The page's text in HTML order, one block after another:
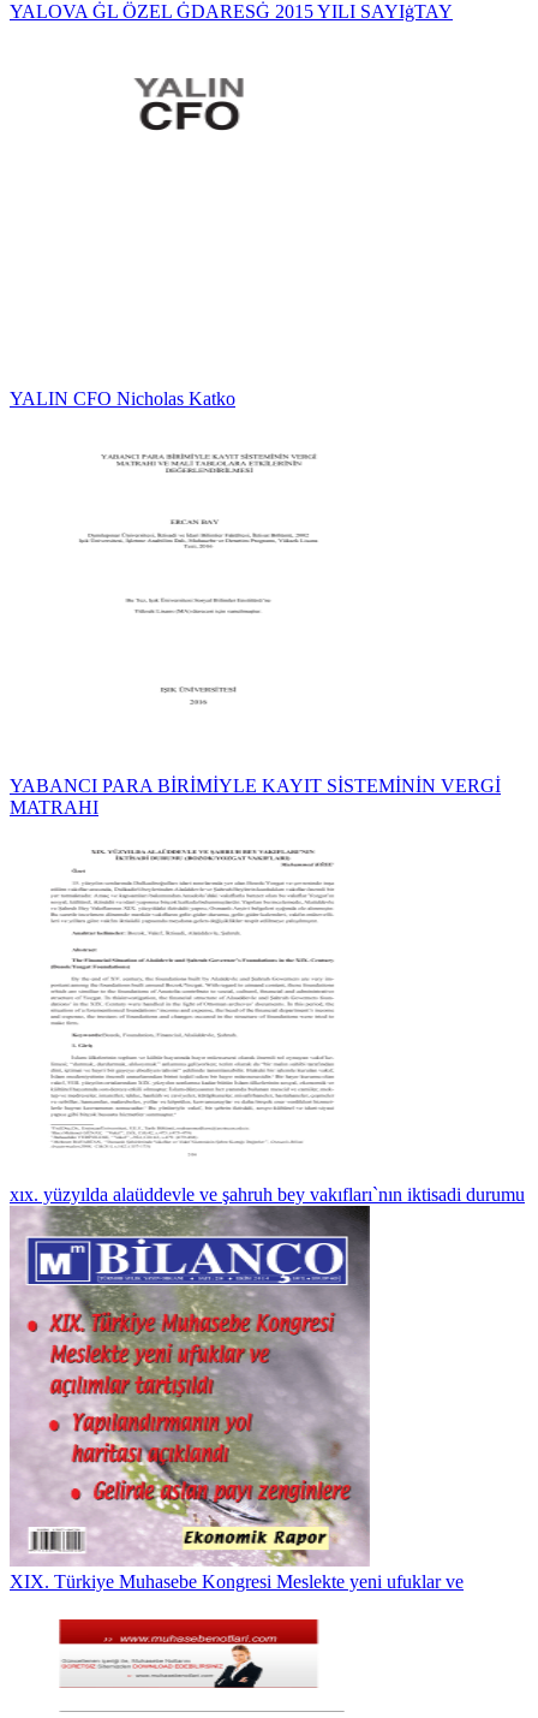
YALOVA ĠL ÖZEL ĠDARESĠ 2015 YILI SAYIġTAY
YALIN CFO Nicholas Katko
YABANCI PARA BİRİMİYLE KAYIT SİSTEMİNİN VERGİ
MATRAHI
xıx. yüzyılda alaüddevle ve şahruh bey vakıfları`nın iktisadi durumu
XIX. Türkiye Muhasebe Kongresi Meslekte yeni ufuklar ve